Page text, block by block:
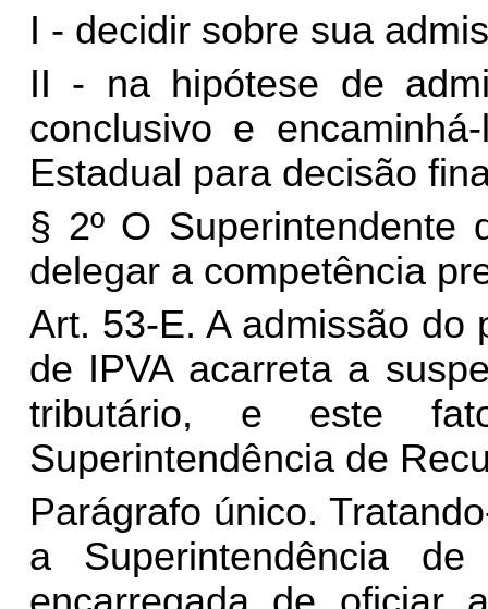
I - decidir sobre sua
II - na hipótese de
conclusivo e
Estadual para decisão
§ 2º O Superintendente
delegar a competência
Art. 53-E. A admissão do
de IPVA acarreta a
tributário, e este
Superintendência de
Parágrafo único.
a Superintendência